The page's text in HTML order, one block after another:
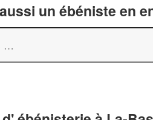
un ébéniste en